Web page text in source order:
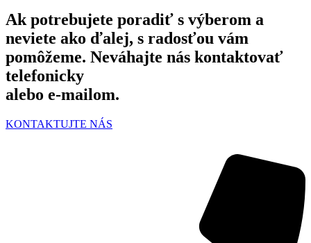
Ak potrebujete poradiť s výberom a
neviete ako ďalej, s radosťou vám
pomôžeme. Neváhajte nás kontaktovať
telefonicky
alebo e-mailom.
KONTAKTUJTE NÁS